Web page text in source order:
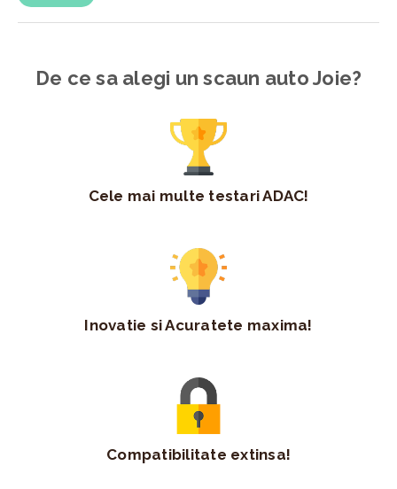
De ce sa alegi un scaun auto Joie?
Cele mai multe testari ADAC!
Inovatie si Acuratete maxima!
Compatibilitate extinsa!